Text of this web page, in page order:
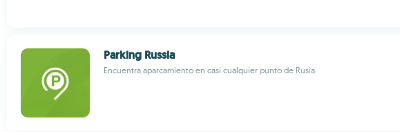
Parking Russia
Encuentra aparcamiento en casi cualquier punto de Rusia